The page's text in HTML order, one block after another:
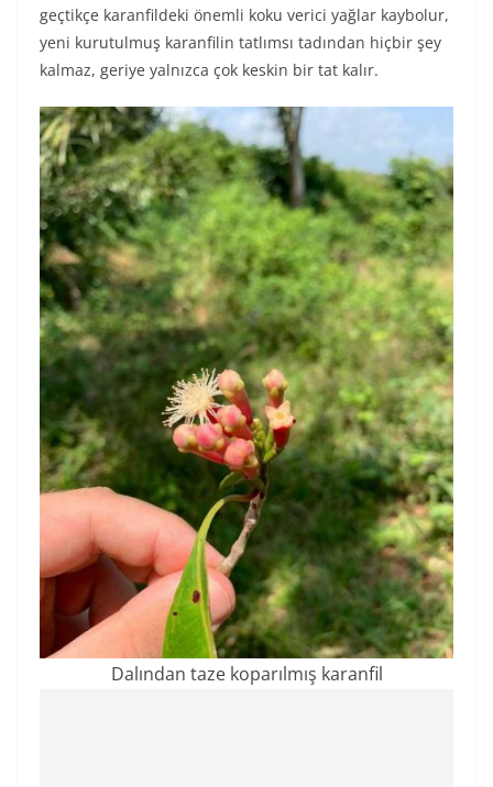
geçtikçe karanfildeki önemli koku verici yağlar kaybolur,
yeni kurutulmuş karanfilin tatlımsı tadından hiçbir şey
kalmaz, geriye yalnızca çok keskin bir tat kalır.
Dalından taze koparılmış karanfil